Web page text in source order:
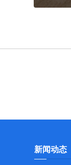
新闻动态